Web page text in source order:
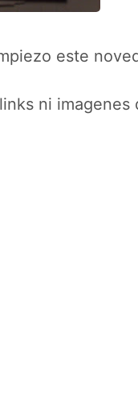
este
ni imagenes